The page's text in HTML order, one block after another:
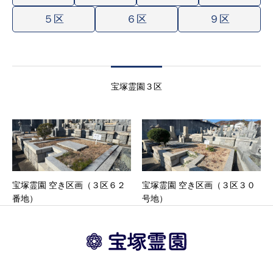
５区 ６区 ９区
宝塚霊園３区
宝塚霊園 空き区画（３区６２
番地）
宝塚霊園 空き区画（３区３０
号地）